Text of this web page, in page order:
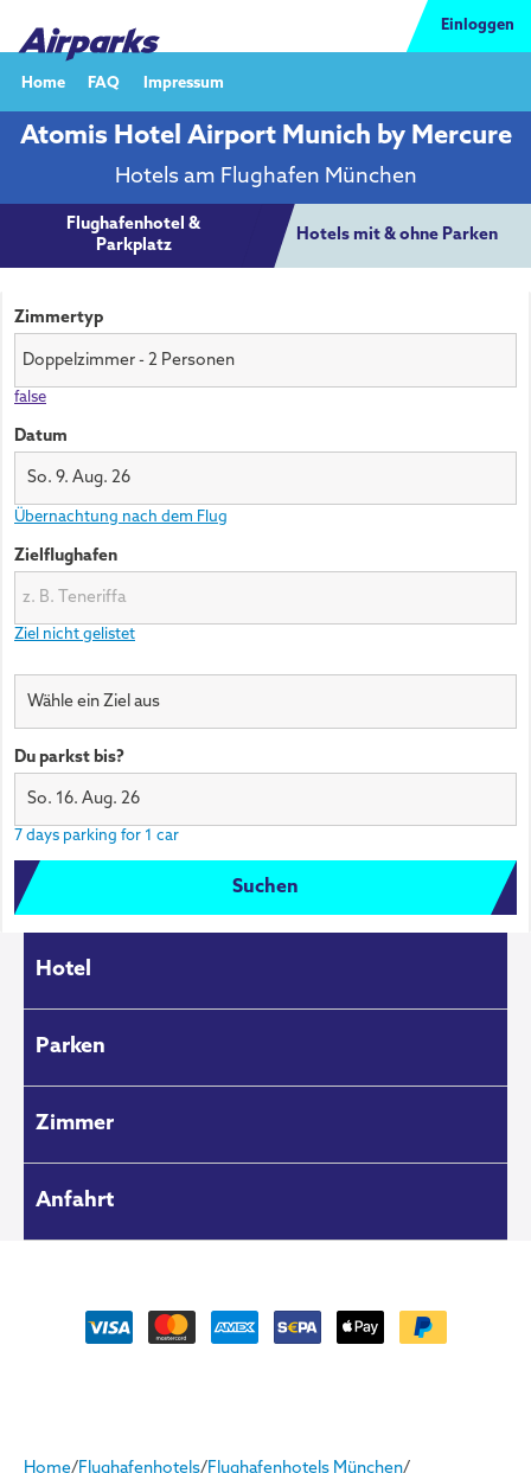
Einloggen
Home FAQ Impressum
Atomis Hotel Airport Munich by Mercure
Hotels am Flughafen München
Flughafenhotel &
Parkplatz
Hotels mit & ohne Parken
Zimmertyp
false
Datum
So. 9. Aug. 26
Übernachtung nach dem Flug
Zielflughafen
Ziel nicht gelistet
Du parkst bis?
So. 16. Aug. 26
7 days parking for 1 car
Suchen
Hotel
Parken
Zimmer
Anfahrt
Home/Flughafenhotels/Flughafenhotels München/